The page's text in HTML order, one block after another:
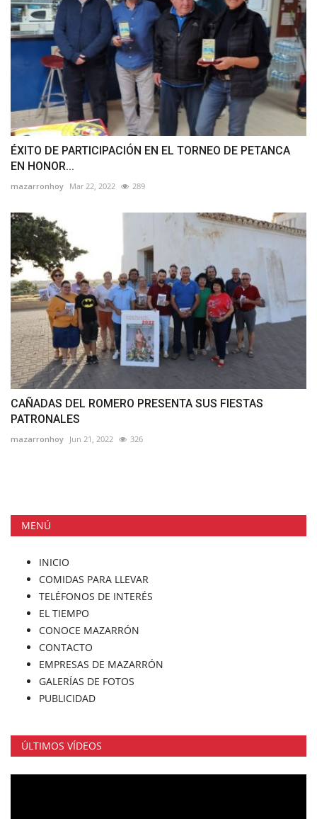
ÉXITO DE PARTICIPACIÓN EN EL TORNEO DE PETANCA
EN HONOR...
mazarronhoy Mar 22, 2022 289
CAÑADAS DEL ROMERO PRESENTA SUS FIESTAS
PATRONALES
mazarronhoy Jun 21, 2022 326
MENÚ
INICIO
COMIDAS PARA LLEVAR
TELÉFONOS DE INTERÉS
EL TIEMPO
CONOCE MAZARRÓN
CONTACTO
EMPRESAS DE MAZARRÓN
GALERÍAS DE FOTOS
PUBLICIDAD
ÚLTIMOS VÍDEOS